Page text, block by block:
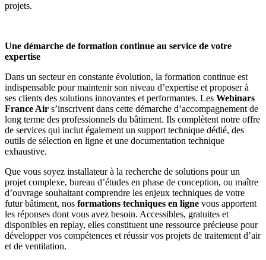
projets.
Une démarche de formation continue au service de votre
expertise
Dans un secteur en constante évolution, la formation continue est
indispensable pour maintenir son niveau d’expertise et proposer à
ses clients des solutions innovantes et performantes. Les Webinars
France Air s’inscrivent dans cette démarche d’accompagnement de
long terme des professionnels du bâtiment. Ils complètent notre offre
de services qui inclut également un support technique dédié, des
outils de sélection en ligne et une documentation technique
exhaustive.
Que vous soyez installateur à la recherche de solutions pour un
projet complexe, bureau d’études en phase de conception, ou maître
d’ouvrage souhaitant comprendre les enjeux techniques de votre
futur bâtiment, nos formations techniques en ligne vous apportent
les réponses dont vous avez besoin. Accessibles, gratuites et
disponibles en replay, elles constituent une ressource précieuse pour
développer vos compétences et réussir vos projets de traitement d’air
et de ventilation.